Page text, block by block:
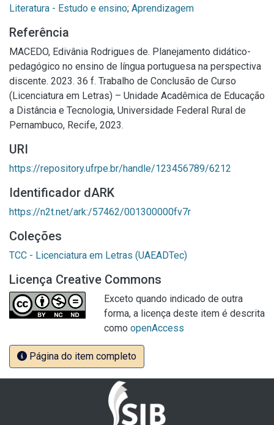
Literatura - Estudo e ensino; Aprendizagem
Referência
MACEDO, Edivânia Rodrigues de. Planejamento didático-
pedagógico no ensino de língua portuguesa na perspectiva
discente. 2023. 36 f. Trabalho de Conclusão de Curso
(Licenciatura em Letras) – Unidade Acadêmica de Educação
a Distância e Tecnologia, Universidade Federal Rural de
Pernambuco, Recife, 2023.
URI
https://repository.ufrpe.br/handle/123456789/6212
Identificador dARK
https://n2t.net/ark:/57462/001300000fv7r
Coleções
TCC - Licenciatura em Letras (UAEADTec)
Licença Creative Commons
Exceto quando indicado de outra
forma, a licença deste item é descrita
como openAccess
Página do item completo